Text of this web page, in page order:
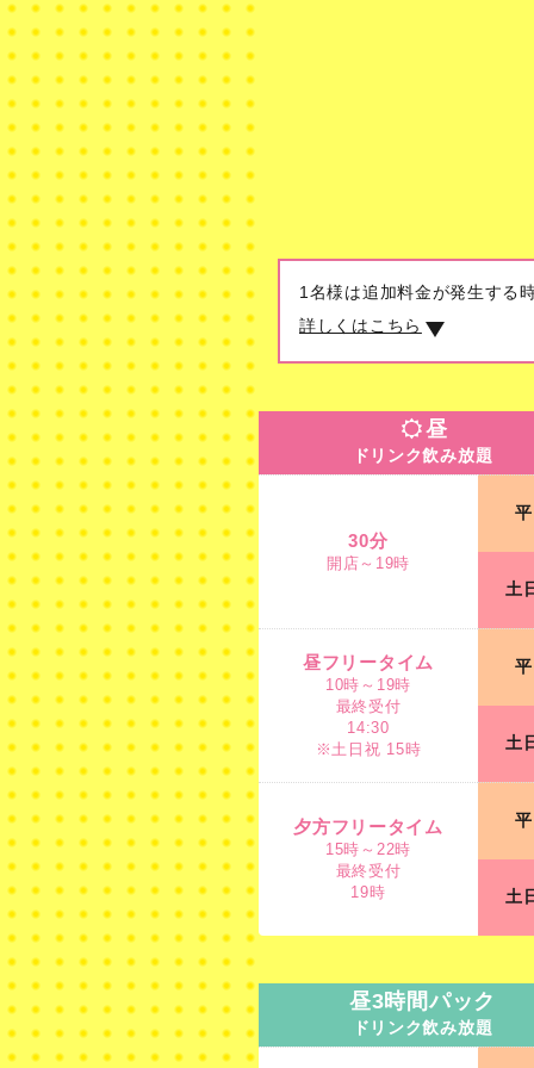
1名様は追加料金が発生する
詳しくはこちら
10時～19時
最終受付
14:30
※土日祝 15時
最終受付
19時
ドリンク飲み放題
10時～21時
昼
ドリンク飲み放題
30分
開店～19時
土
昼フリータイム
10時～19時
最終受付
14:30
※土日祝 15時
土
夕方フリータイム
15時～22時
最終受付
19時
土
昼3時間パック
ドリンク飲み放題